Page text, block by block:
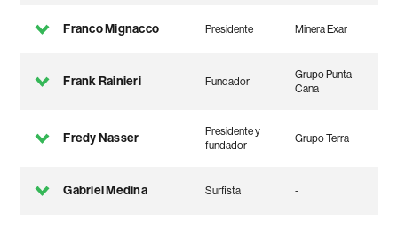
Franco Mignacco Presidente Minera Exar
Frank Rainieri Fundador
Grupo Punta
Cana
Fredy Nasser
Presidente y
fundador
Grupo Terra
Gabriel Medina Surfista -